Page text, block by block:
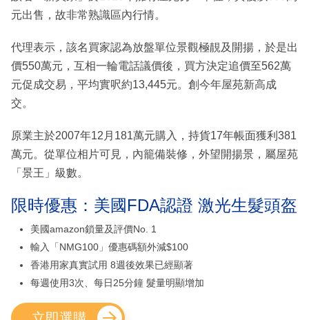
元出售，故非常熟識區內行情。
代理表示，該名買家認為放盤單位景觀極靚及開揚，於是出
價550萬元，互相一輪電話議價後，買方決定追價至562萬
元促成交易，平均實呎約13,445元。創今年屋苑新高成
交。
原業主於2007年12月181萬元購入，持貨17年帳面獲利381
萬元。從單位相片可見，內籠備裝修，外望開揚景，屬屋苑
「景王」級數。
限時優惠：美國FDA認證 激光生髮頭盔
美國amazon鎖量及評價No. 1
輸入「NMG100」優惠碼額外減$100
香港用家真實試用 8週後效果已經顯著
每週使用3次、每日25分鐘 髮量明顯增加